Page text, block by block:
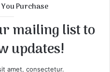
Purchase
mailing list to
updates!
amet, consectetur.